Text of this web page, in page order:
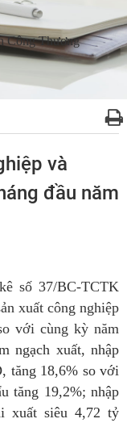
Công Thương
và
đầu năm
số 37/BC-TCTK
xuất công nghiệp
với cùng kỳ năm
ngạch xuất, nhập
tăng 18,6% so với
tăng 19,2%; nhập
xuất siêu 4,72 tỷ